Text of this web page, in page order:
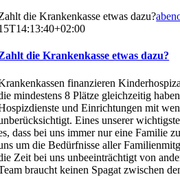
die Krankenkasse etwas dazu?
die Krankenkasse etwas dazu?
finanzieren
mindestens 8 Plätze gleichzeitig
und Einrichtungen mit
Eines unserer
dass bei uns immer nur eine Familie
um die Bedürfnisse aller
Zeit bei uns unbeeinträchtigt von
braucht keinen Spagat zwischen